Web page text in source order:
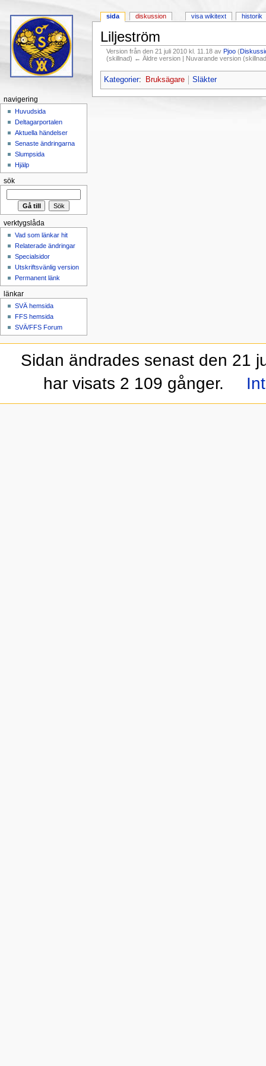
Liljeström
Version från den 21 juli 2010 kl. 11.18 avPjoo (
(skillnad) ← Äldre version | Nuvarande version
Kategorier: Bruksägare Släkter
sida diskussion visa wikitext historik
navigering
Huvudsida
Deltagarportalen
Aktuella händelser
Senaste ändringarna
Slumpsida
Hjälp
sök
verktygslåda
Vad som länkar hit
Relaterade ändringar
Specialsidor
Utskriftsvänlig version
Permanent länk
länkar
SVÄ hemsida
FFS hemsida
SVÄ/FFS Forum
Sidan ändrades senast den 21
har visats 2 109 gånger.